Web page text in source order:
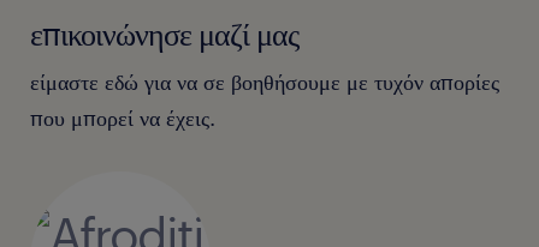
επικοινώνησε μαζί μας
είμαστε εδώ για να σε βοηθήσουμε με τυχόν απορίες
που μπορεί να έχεις.